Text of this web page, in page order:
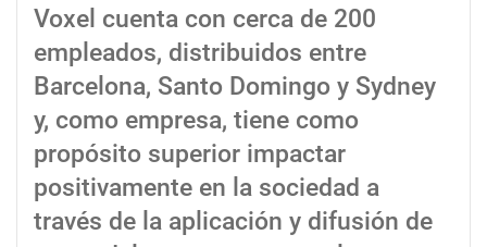
Voxel cuenta con cerca de 200
empleados, distribuidos entre
Barcelona, Santo Domingo y Sydney
y, como empresa, tiene como
propósito superior impactar
positivamente en la sociedad a
través de la aplicación y difusión de